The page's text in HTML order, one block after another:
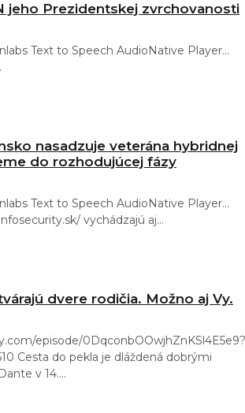
jeho Prezidentskej zvrchovanosti
Text to Speech AudioNative Player...
nasadzuje veterána hybridnej
do rozhodujúcej fázy
Text to Speech AudioNative Player...
vychádzajú aj...
dvere rodičia. Možno aj Vy.
episode/0DqconbOOwjhZnKSl4E5e9?
v 14....